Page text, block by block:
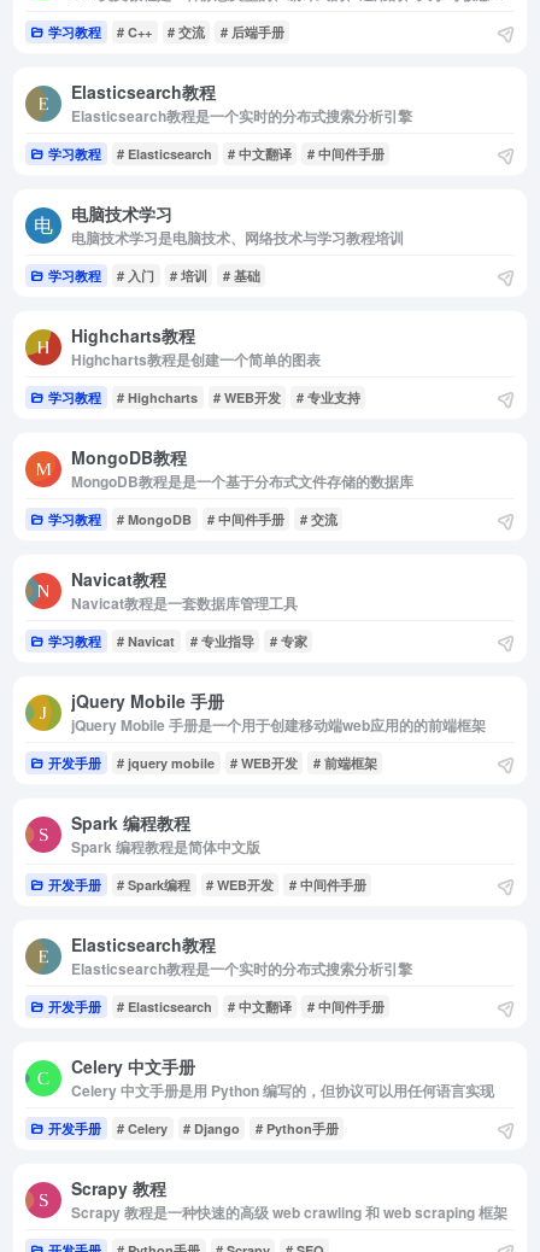
学习教程 # C++ # 交流 # 后端手册
Elasticsearch教程
Elasticsearch教程是一个实时的分布式搜索分析引擎
学习教程 # Elasticsearch # 中文翻译 # 中间件手册
电脑技术学习
电脑技术学习是电脑技术、网络技术与学习教程培训
学习教程 # 入门 # 培训 # 基础
Highcharts教程
Highcharts教程是创建一个简单的图表
学习教程 # Highcharts # WEB开发 # 专业支持
MongoDB教程
MongoDB教程是是一个基于分布式文件存储的数据库
学习教程 # MongoDB # 中间件手册 # 交流
Navicat教程
Navicat教程是一套数据库管理工具
学习教程 # Navicat # 专业指导 # 专家
jQuery Mobile 手册
jQuery Mobile 手册是一个用于创建移动端web应用的的前端框架
开发手册 # jquery mobile # WEB开发 # 前端框架
Spark 编程教程
Spark 编程教程是简体中文版
开发手册 # Spark编程 # WEB开发 # 中间件手册
Elasticsearch教程
Elasticsearch教程是一个实时的分布式搜索分析引擎
开发手册 # Elasticsearch # 中文翻译 # 中间件手册
Celery 中文手册
Celery 中文手册是用 Python 编写的，但协议可以用任何语言实现
开发手册 # Celery # Django # Python手册
Scrapy 教程
Scrapy 教程是一种快速的高级 web crawling 和 web scraping 框架